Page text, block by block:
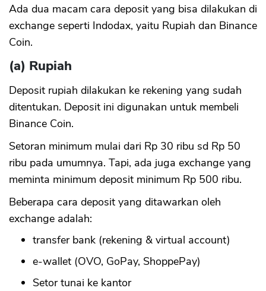
Ada dua macam cara deposit yang bisa dilakukan di
exchange seperti Indodax, yaitu Rupiah dan Binance
Coin.
(a) Rupiah
Deposit rupiah dilakukan ke rekening yang sudah
ditentukan. Deposit ini digunakan untuk membeli
Binance Coin.
Setoran minimum mulai dari Rp 30 ribu sd Rp 50
ribu pada umumnya. Tapi, ada juga exchange yang
meminta minimum deposit minimum Rp 500 ribu.
Beberapa cara deposit yang ditawarkan oleh
exchange adalah:
transfer bank (rekening & virtual account)
e-wallet (OVO, GoPay, ShoppePay)
Setor tunai ke kantor